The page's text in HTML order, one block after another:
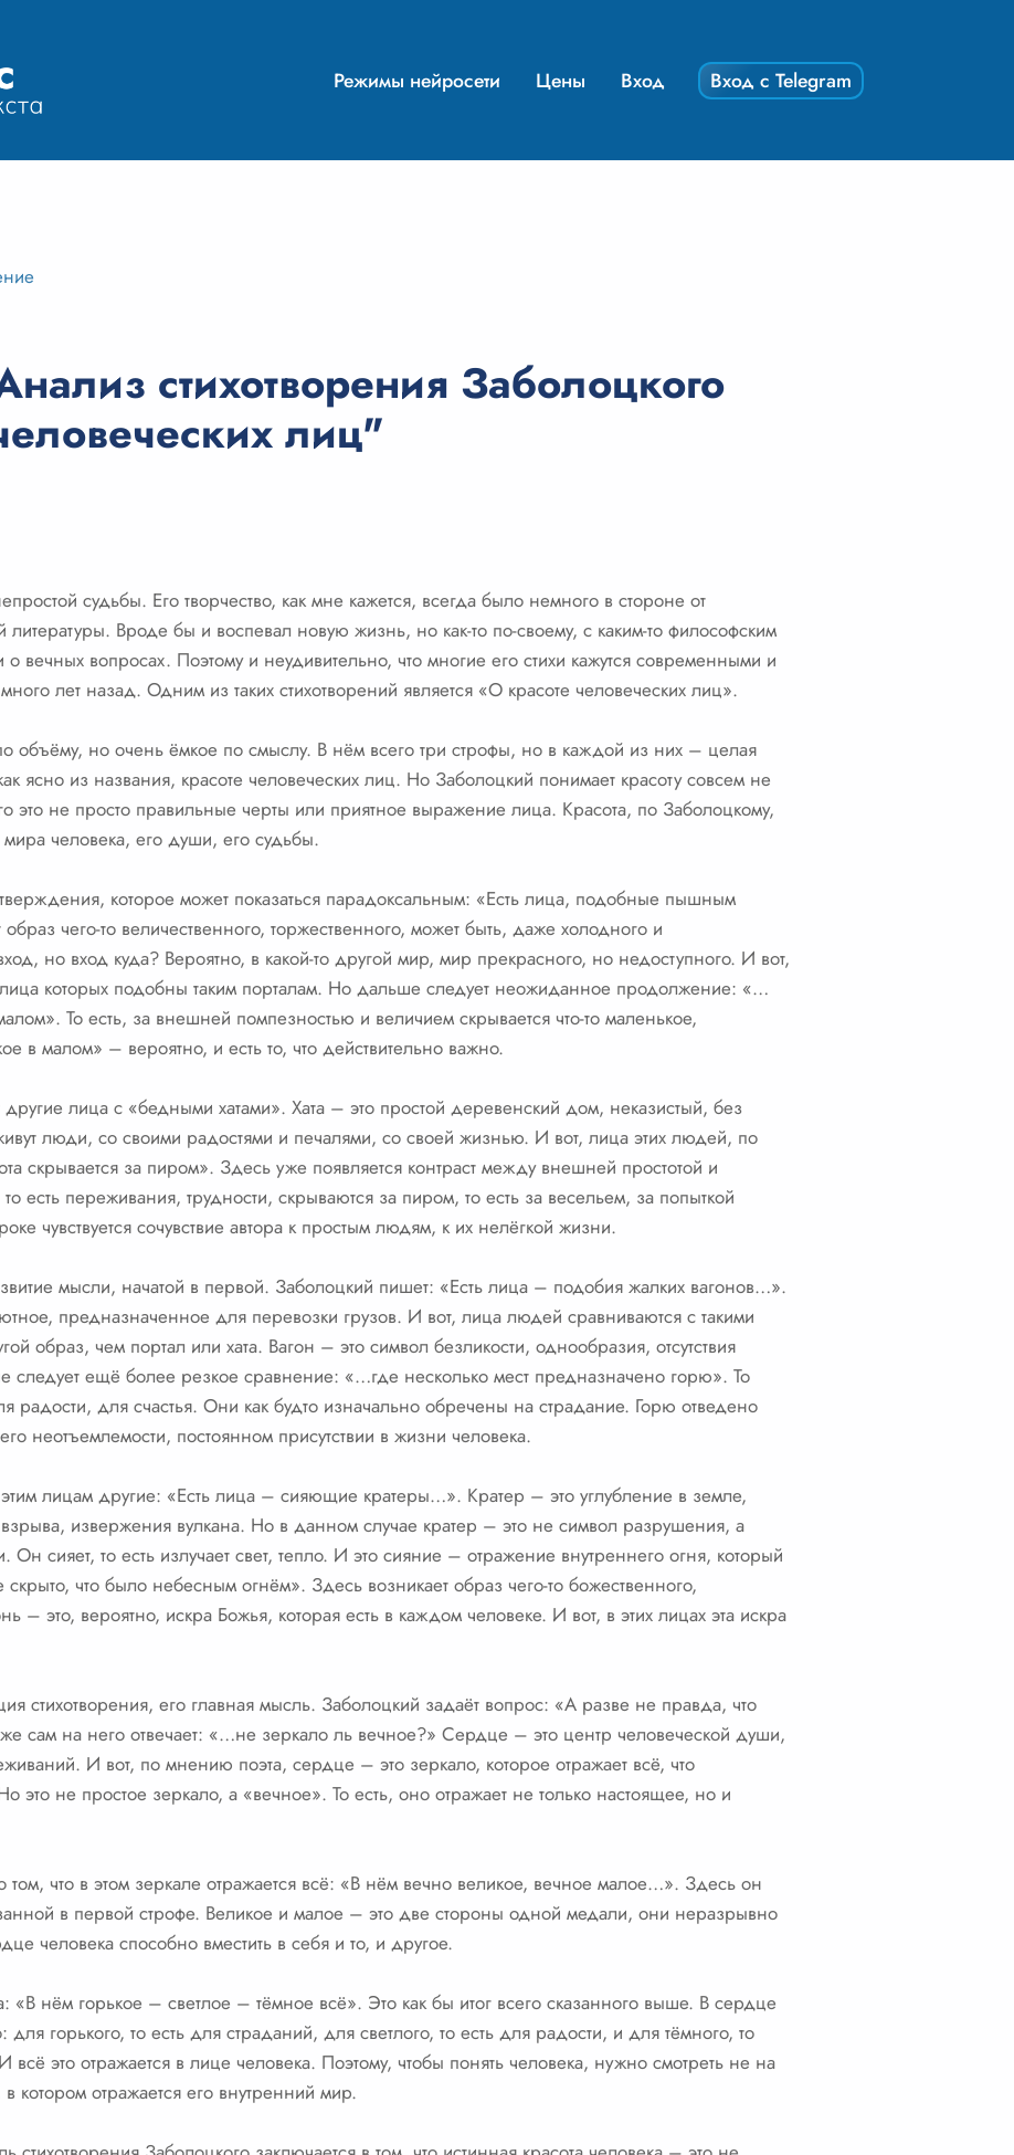
Режимы нейросети Цены Вход Вход с Telegram
стихотворения Заболоцкого
лиц"
судьбы. Его творчество, как мне кажется, всегда было немного в стороне от
литературы. Вроде бы и воспевал новую жизнь, но как-то по-своему, с каким-то философским
вечных вопросах. Поэтому и неудивительно, что многие его стихи кажутся современными и
лет назад. Одним из таких стихотворений является «О красоте человеческих лиц».
объёму, но очень ёмкое по смыслу. В нём всего три строфы, но в каждой из них – целая
ясно из названия, красоте человеческих лиц. Но Заболоцкий понимает красоту совсем не
это не просто правильные черты или приятное выражение лица. Красота, по Заболоцкому,
человека, его души, его судьбы.
которое может показаться парадоксальным: «Есть лица, подобные пышным
чего-то величественного, торжественного, может быть, даже холодного и
но вход куда? Вероятно, в какой-то другой мир, мир прекрасного, но недоступного. И вот,
лица которых подобны таким порталам. Но дальше следует неожиданное продолжение: «…
То есть, за внешней помпезностью и величием скрывается что-то маленькое,
в малом» – вероятно, и есть то, что действительно важно.
лица с «бедными хатами». Хата – это простой деревенский дом, неказистый, без
люди, со своими радостями и печалями, со своей жизнью. И вот, лица этих людей, по
скрывается за пиром». Здесь уже появляется контраст между внешней простотой и
есть переживания, трудности, скрываются за пиром, то есть за весельем, за попыткой
чувствуется сочувствие автора к простым людям, к их нелёгкой жизни.
мысли, начатой в первой. Заболоцкий пишет: «Есть лица – подобия жалких вагонов…».
предназначенное для перевозки грузов. И вот, лица людей сравниваются с такими
образ, чем портал или хата. Вагон – это символ безликости, однообразия, отсутствия
следует ещё более резкое сравнение: «…где несколько мест предназначено горю». То
радости, для счастья. Они как будто изначально обречены на страдание. Горю отведено
неотъемлемости, постоянном присутствии в жизни человека.
этим лицам другие: «Есть лица – сияющие кратеры…». Кратер – это углубление в земле,
взрыва, извержения вулкана. Но в данном случае кратер – это не символ разрушения, а
Он сияет, то есть излучает свет, тепло. И это сияние – отражение внутреннего огня, который
что было небесным огнём». Здесь возникает образ чего-то божественного,
– это, вероятно, искра Божья, которая есть в каждом человеке. И вот, в этих лицах эта искра
стихотворения, его главная мысль. Заболоцкий задаёт вопрос: «А разве не правда, что
сам на него отвечает: «…не зеркало ль вечное?» Сердце – это центр человеческой души,
И вот, по мнению поэта, сердце – это зеркало, которое отражает всё, что
это не простое зеркало, а «вечное». То есть, оно отражает не только настоящее, но и
что в этом зеркале отражается всё: «В нём вечно великое, вечное малое…». Здесь он
в первой строфе. Великое и малое – это две стороны одной медали, они неразрывно
человека способно вместить в себя и то, и другое.
«В нём горькое – светлое – тёмное всё». Это как бы итог всего сказанного выше. В сердце
для горького, то есть для страданий, для светлого, то есть для радости, и для тёмного, то
всё это отражается в лице человека. Поэтому, чтобы понять человека, нужно смотреть не на
котором отражается его внутренний мир.